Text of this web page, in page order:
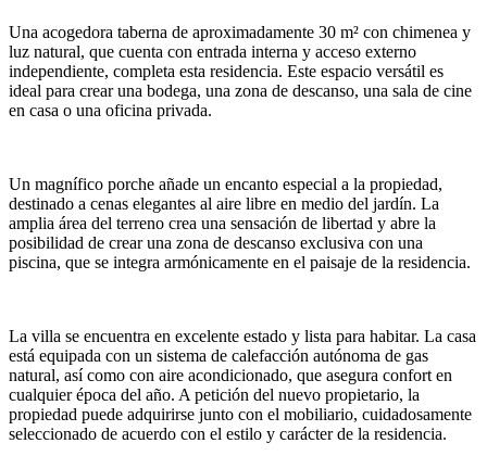
Una acogedora taberna de aproximadamente 30 m² con chimenea y
luz natural, que cuenta con entrada interna y acceso externo
independiente, completa esta residencia. Este espacio versátil es
ideal para crear una bodega, una zona de descanso, una sala de cine
en casa o una oficina privada.
Un magnífico porche añade un encanto especial a la propiedad,
destinado a cenas elegantes al aire libre en medio del jardín. La
amplia área del terreno crea una sensación de libertad y abre la
posibilidad de crear una zona de descanso exclusiva con una
piscina, que se integra armónicamente en el paisaje de la residencia.
La villa se encuentra en excelente estado y lista para habitar. La casa
está equipada con un sistema de calefacción autónoma de gas
natural, así como con aire acondicionado, que asegura confort en
cualquier época del año. A petición del nuevo propietario, la
propiedad puede adquirirse junto con el mobiliario, cuidadosamente
seleccionado de acuerdo con el estilo y carácter de la residencia.